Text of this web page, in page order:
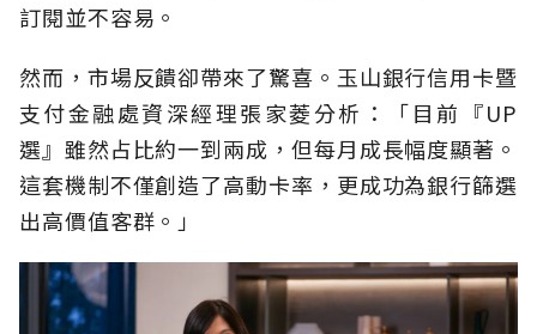
訂閱並不容易。
然而，市場反饋卻帶來了驚喜。玉山銀行信用卡暨
支付金融處資深經理張家菱分析：「目前『UP
選』雖然占比約一到兩成，但每月成長幅度顯著。
這套機制不僅創造了高動卡率，更成功為銀行篩選
出高價值客群。」